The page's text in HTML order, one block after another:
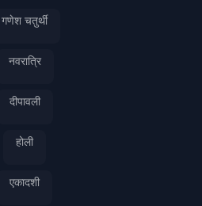
गणेश चतुर्थी
नवरात्रि
दीपावली
होली
एकादशी